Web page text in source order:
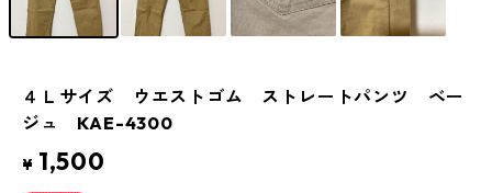
４Ｌサイズ ウエストゴム ストレートパンツ ベー
ジュ KAE-4300
¥ 1,500